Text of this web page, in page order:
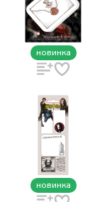
новинка
новинка